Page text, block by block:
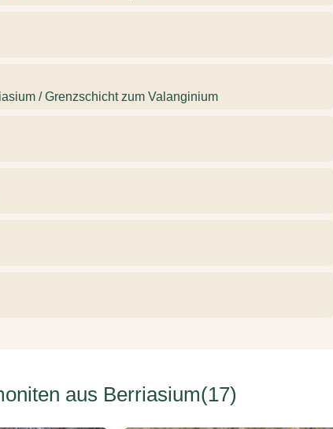
/ Grenzschicht zum Valanginium
aus Berriasium(17)